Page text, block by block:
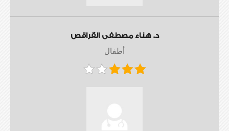
د. هناء مصطفى القراقص
أطفال